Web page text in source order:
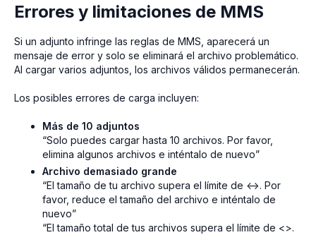
Errores y limitaciones de MMS
Si un adjunto infringe las reglas de MMS, aparecerá un
mensaje de error y solo se eliminará el archivo problemático.
Al cargar varios adjuntos, los archivos válidos permanecerán.
Los posibles errores de carga incluyen:
Más de 10 adjuntos
“Solo puedes cargar hasta 10 archivos. Por favor,
elimina algunos archivos e inténtalo de nuevo”
Archivo demasiado grande
“El tamaño de tu archivo supera el límite de <->. Por
favor, reduce el tamaño del archivo e inténtalo de
nuevo”
“El tamaño total de tus archivos supera el límite de <>.